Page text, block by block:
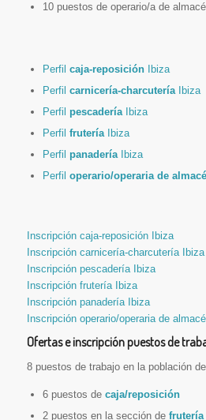
10 puestos de operario/a de
Perfil caja-reposiciónIbiza
Perfil carnicería-charcuteríaIbiza
Perfil pescaderíaIbiza
Perfil fruteríaIbiza
Perfil panaderíaIbiza
Perfil operario/operaria de
Inscripción caja-reposición Ibiza
Inscripción carnicería-charcutería Ibiza
Inscripción pescadería Ibiza
Inscripción frutería Ibiza
Inscripción panadería Ibiza
Inscripción operario/operaria de
Ofertas e inscripción puestos de
8 puestos de trabajo en la población de
6 puestos de caja/reposición
2 puestos en la sección de frutería